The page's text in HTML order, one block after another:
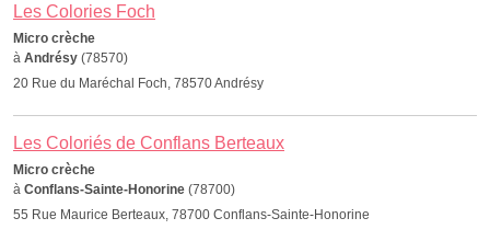
Les Colories Foch
Micro crèche
à Andrésy (78570)
20 Rue du Maréchal Foch, 78570 Andrésy
Les Coloriés de Conflans Berteaux
Micro crèche
à Conflans-Sainte-Honorine (78700)
55 Rue Maurice Berteaux, 78700 Conflans-Sainte-Honorine